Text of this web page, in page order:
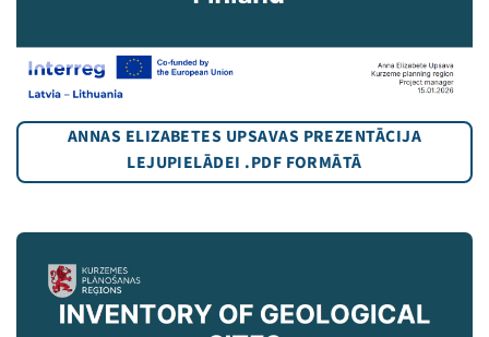
ANNAS ELIZABETES UPSAVAS PREZENTĀCIJA
LEJUPIELĀDEI .PDF FORMĀTĀ